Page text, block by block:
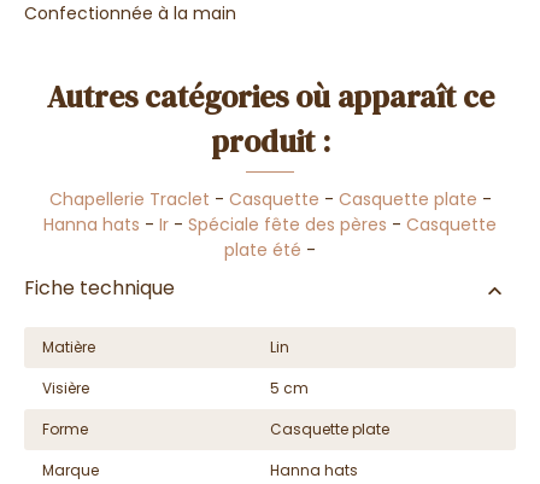
Confectionnée à la main
Autres catégories où apparaît ce
produit :
Chapellerie Traclet - Casquette - Casquette plate -
Hanna hats - Ir - Spéciale fête des pères - Casquette
plate été -
Fiche technique
Matière
Lin
Visière
5 cm
Forme
Casquette plate
Marque
Hanna hats